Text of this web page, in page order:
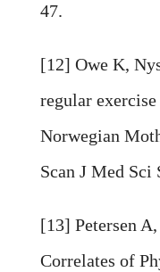
47.
[12] Owe K,
regular
Norwegian
Scan J Med
[13] Petersen
Correlates of